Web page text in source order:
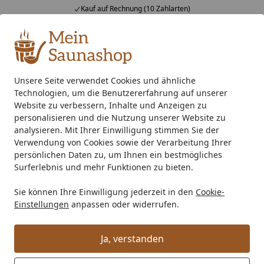
Unsere Seite verwendet Cookies und ähnliche
Technologien, um die Benutzererfahrung auf unserer
Website zu verbessern, Inhalte und Anzeigen zu
personalisieren und die Nutzung unserer Website zu
analysieren. Mit Ihrer Einwilligung stimmen Sie der
Verwendung von Cookies sowie der Verarbeitung Ihrer
persönlichen Daten zu, um Ihnen ein bestmögliches
Surferlebnis und mehr Funktionen zu bieten.
Sie können Ihre Einwilligung jederzeit in den Cookie-
Einstellungen anpassen oder widerrufen.
Ja, verstanden
Kauf auf Rechnung (10 Zahlarten)
Alle Produkte
Mein Konto
Suchen
Startseite
Kunststoff Dachrinnenset 323Bx für Satteldächer
Kunststoff Dachrinnenset 323Bx für
Satteldächer